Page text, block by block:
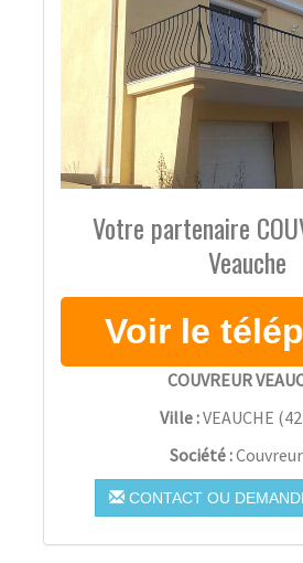
Votre partenaire
Veauche
COUVREUR
Ville :VEAUCHE (
Société :
CONTACT OU